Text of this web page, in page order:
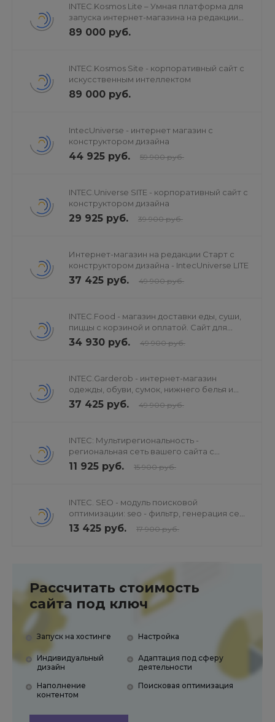
INTEC.Kosmos Lite – Умная платформа для
запуска интернет-магазина на редакции
«Старт»
89 000 руб.
INTEC.Kosmos Site - корпоративный сайт с
искусственным интеллектом
89 000 руб.
IntecUniverse - интернет магазин с
конструктором дизайна
44 925 руб. 59 900 руб.
INTEC.Universe SITE - корпоративный сайт с
конструктором дизайна
29 925 руб. 39 900 руб.
Интернет-магазин на редакции Старт с
конструктором дизайна - IntecUniverse LITE
37 425 руб. 49 900 руб.
INTEC.Food - магазин доставки еды, суши,
пиццы с корзиной и оплатой. Сайт для
ресторанов и кафе
34 930 руб. 49 900 руб.
INTEC.Garderob - интернет-магазин
одежды, обуви, сумок, нижнего белья и
аксессуаров
37 425 руб. 49 900 руб.
INTEC: Мультирегиональность -
региональная сеть вашего сайта с
продвижением в поисковиках
11 925 руб. 15 900 руб.
INTEC. SEO - модуль поисковой
оптимизации: seo - фильтр, генерация сео
- текстов, H1, мета-тегов
13 425 руб. 17 900 руб.
Рассчитать стоимость
сайта под ключ
Запуск на хостинге
Индивидуальный
дизайн
Наполнение
контентом
Настройка
Адаптация под сферу
деятельности
Поисковая оптимизация